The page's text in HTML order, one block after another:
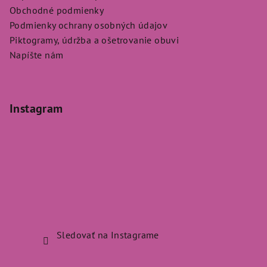
Obchodné podmienky
Podmienky ochrany osobných údajov
Piktogramy, údržba a ošetrovanie obuvi
Napíšte nám
Instagram
Sledovať na Instagrame